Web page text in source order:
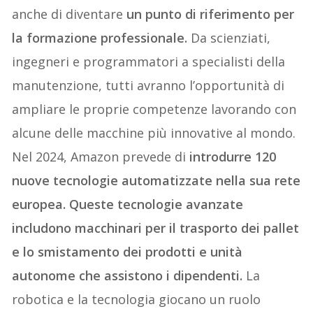
anche di diventare un punto di riferimento per
la formazione professionale. Da scienziati,
ingegneri e programmatori a specialisti della
manutenzione, tutti avranno l’opportunità di
ampliare le proprie competenze lavorando con
alcune delle macchine più innovative al mondo.
Nel 2024, Amazon prevede di introdurre 120
nuove tecnologie automatizzate nella sua rete
europea. Queste tecnologie avanzate
includono macchinari per il trasporto dei pallet
e lo smistamento dei prodotti e unità
autonome che assistono i dipendenti. La
robotica e la tecnologia giocano un ruolo